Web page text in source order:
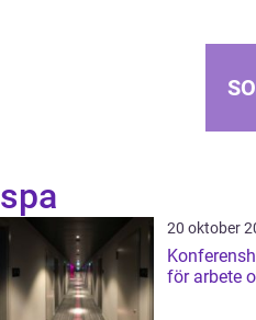
spa
20 oktober
för arbete